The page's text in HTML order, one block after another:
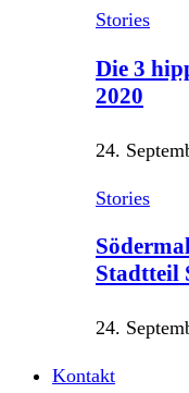
Stories
Die 3
2020
24.
Stories
Stadtteil
24.
Kontakt